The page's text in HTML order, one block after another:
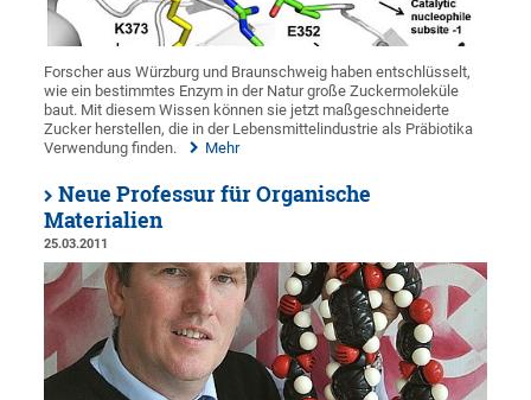
Forscher aus Würzburg und Braunschweig haben entschlüsselt,
wie ein bestimmtes Enzym in der Natur große Zuckermoleküle
baut. Mit diesem Wissen können sie jetzt maßgeschneiderte
Zucker herstellen, die in der Lebensmittelindustrie als Präbiotika
Verwendung finden.
Mehr
Neue Professur für Organische
Materialien
25.03.2011